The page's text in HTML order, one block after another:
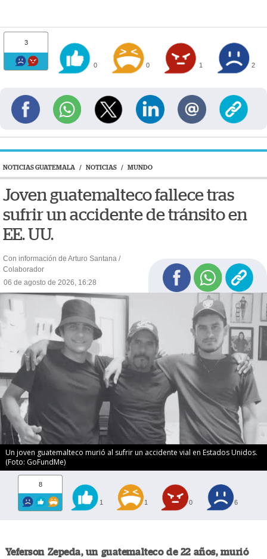
3
0 0 1 2
NOTICIAS GUATEMALA / NOTICIAS / MUNDO
Joven guatemalteco fallece tras
sufrir un accidente de tránsito en
EE. UU.
Con información de Arturo Santana /
Colaborador
06 de agosto de 2026, 16:28
Un joven guatemalteco murió al sufrir un accidente vial en Estados Unidos.
(Foto: GoFundMe)
8
1 1 0 6
Yeferson Zepeda, un guatemalteco de 22 años, murió